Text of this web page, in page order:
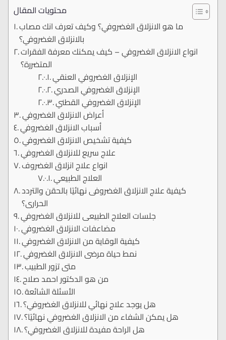
محتويات المقال
ما هو الانزلاق الغضروفي؟ وكيف تعرف انك مصاب
بالانزلاق الغضروفي؟
انواع الانزلاق الغضروفي – كيف يمكنك معرفة الفقرات
المتضررة؟
الإنزلاق الغضروفي العنقي
الإنزلاق الغضروفي الصدري
الإنزلاق الغضروفي القطني
أعراض الانزلاق الغضروفي
أسباب الانزلاق الغضروفي
كيفية تشخيص الانزلاق الغضروفي
علاج سريع للانزلاق الغضروفي
انواع علاج انزلاق الغضروف
العلاج الطبيعي
كيفية علاج الانزلاق الغضروفى نهائيًا بالحقن والتردد
الحرارى؟
جلسات العلاج الطبيعى للانزلاق الغضروفي
مضاعفات الانزلاق الغضروفي
كيفية الوقاية من الانزلاق الغضروفي
نمط حياة مرضى الانزلاق الغضروفي
متى تزور الطبيب
من هو الدكتور احمد صلاح
الأسئلة الشائعة
هل يوجد علاج نهائي للانزلاق الغضروفي؟
هل يمكن الشفاء من الانزلاق الغضروفي نهائيًا؟
هل الراحة مفيدة للانزلاق الغضروفي؟